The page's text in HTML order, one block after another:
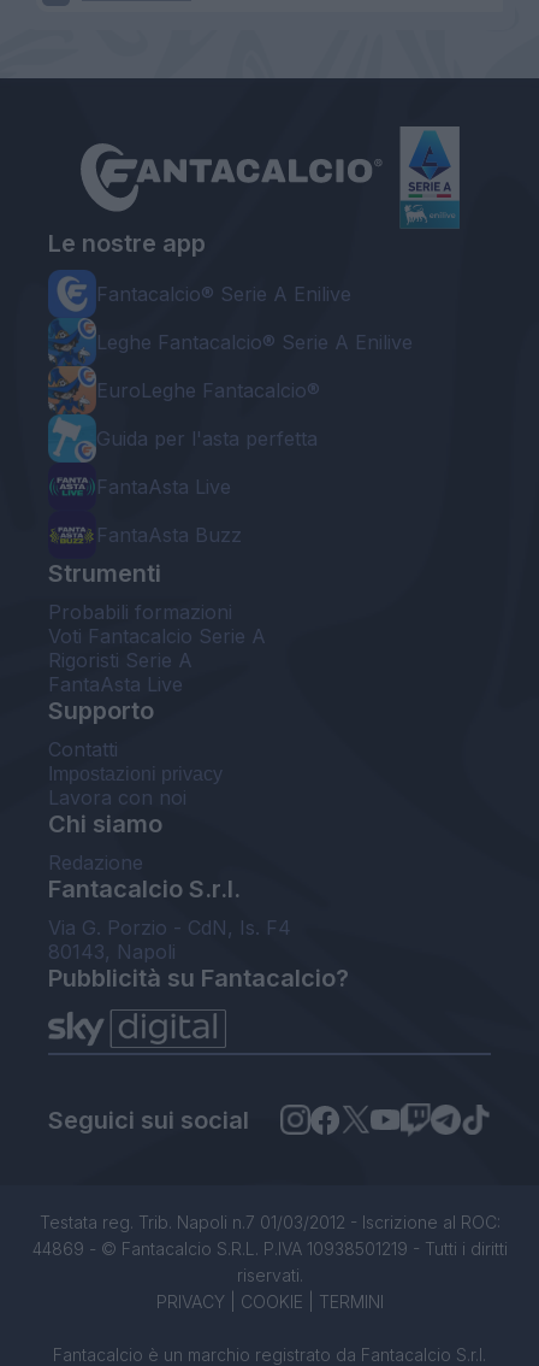
Le nostre app
Fantacalcio® Serie A Enilive
Leghe Fantacalcio® Serie A Enilive
EuroLeghe Fantacalcio®
Guida per l'asta perfetta
FantaAsta Live
FantaAsta Buzz
Strumenti
Probabili formazioni
Voti Fantacalcio Serie A
Rigoristi Serie A
FantaAsta Live
Supporto
Contatti
Impostazioni privacy
Lavora con noi
Chi siamo
Redazione
Fantacalcio S.r.l.
Via G. Porzio - CdN, Is. F4
80143, Napoli
Pubblicità su Fantacalcio?
Seguici sui social
Testata reg. Trib. Napoli n.7 01/03/2012 - Iscrizione al ROC:
44869 - © Fantacalcio S.R.L. P.IVA 10938501219 - Tutti i diritti
riservati.
PRIVACY| COOKIE TERMINI
Fantacalcio è un marchio registrato da Fantacalcio S.r.l.